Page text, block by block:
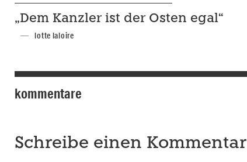
„Dem Kanzler ist der Osten egal“
lotte laloire
kommentare
Schreibe einen Kommentar